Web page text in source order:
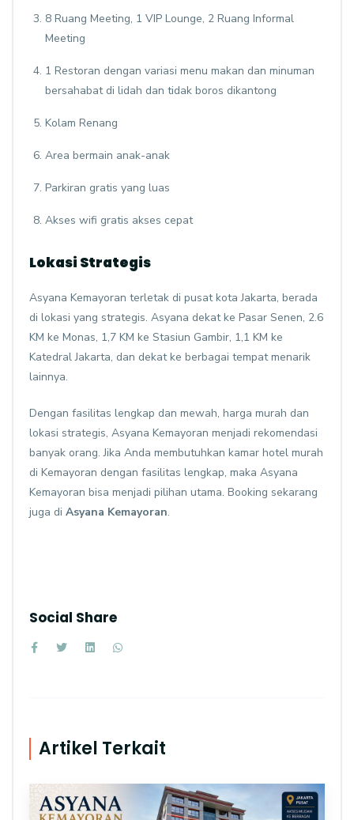
8 Ruang Meeting, 1 VIP Lounge, 2 Ruang Informal
Meeting
1 Restoran dengan variasi menu makan dan minuman
bersahabat di lidah dan tidak boros dikantong
Kolam Renang
Area bermain anak-anak
Parkiran gratis yang luas
Akses wifi gratis akses cepat
Lokasi Strategis
Asyana Kemayoran terletak di pusat kota Jakarta, berada
di lokasi yang strategis. Asyana dekat ke Pasar Senen, 2.6
KM ke Monas, 1,7 KM ke Stasiun Gambir, 1,1 KM ke
Katedral Jakarta, dan dekat ke berbagai tempat menarik
lainnya.
Dengan fasilitas lengkap dan mewah, harga murah dan
lokasi strategis, Asyana Kemayoran menjadi rekomendasi
banyak orang. Jika Anda membutuhkan kamar hotel murah
di Kemayoran dengan fasilitas lengkap, maka Asyana
Kemayoran bisa menjadi pilihan utama. Booking sekarang
juga di Asyana Kemayoran.
Social Share
Artikel Terkait